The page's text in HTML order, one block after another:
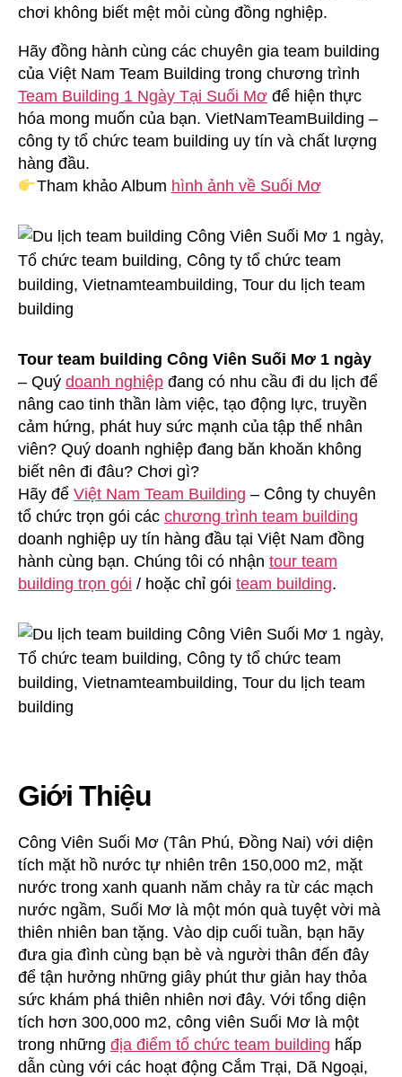
chơi không biết mệt mỏi cùng đồng nghiệp.
Hãy đồng hành cùng các chuyên gia team building
của Việt Nam Team Building trong chương trình
Team Building 1 Ngày Tại Suối Mơ để hiện thực
hóa mong muốn của bạn. VietNamTeamBuilding –
công ty tổ chức team building uy tín và chất lượng
hàng đầu.
Tham khảo Album hình ảnh về Suối Mơ
Tour team building Công Viên Suối Mơ 1 ngày
– Quý doanh nghiệp đang có nhu cầu đi du lịch để
nâng cao tinh thần làm việc, tạo động lực, truyền
cảm hứng, phát huy sức mạnh của tập thể nhân
viên? Quý doanh nghiệp đang băn khoăn không
biết nên đi đâu? Chơi gì?
Hãy để Việt Nam Team Building – Công ty chuyên
tổ chức trọn gói các chương trình team building
doanh nghiệp uy tín hàng đầu tại Việt Nam đồng
hành cùng bạn. Chúng tôi có nhận tour team
building trọn gói / hoặc chỉ gói team building.
Giới Thiệu
Công Viên Suối Mơ (Tân Phú, Đồng Nai) với diện
tích mặt hồ nước tự nhiên trên 150,000 m2, mặt
nước trong xanh quanh năm chảy ra từ các mạch
nước ngầm, Suối Mơ là một món quà tuyệt vời mà
thiên nhiên ban tặng. Vào dịp cuối tuần, bạn hãy
đưa gia đình cùng bạn bè và người thân đến đây
để tận hưởng những giây phút thư giản hay thỏa
sức khám phá thiên nhiên nơi đây. Với tổng diện
tích hơn 300,000 m2, công viên Suối Mơ là một
trong những địa điểm tổ chức team building hấp
dẫn cùng với các hoạt động Cắm Trại, Dã Ngoại,